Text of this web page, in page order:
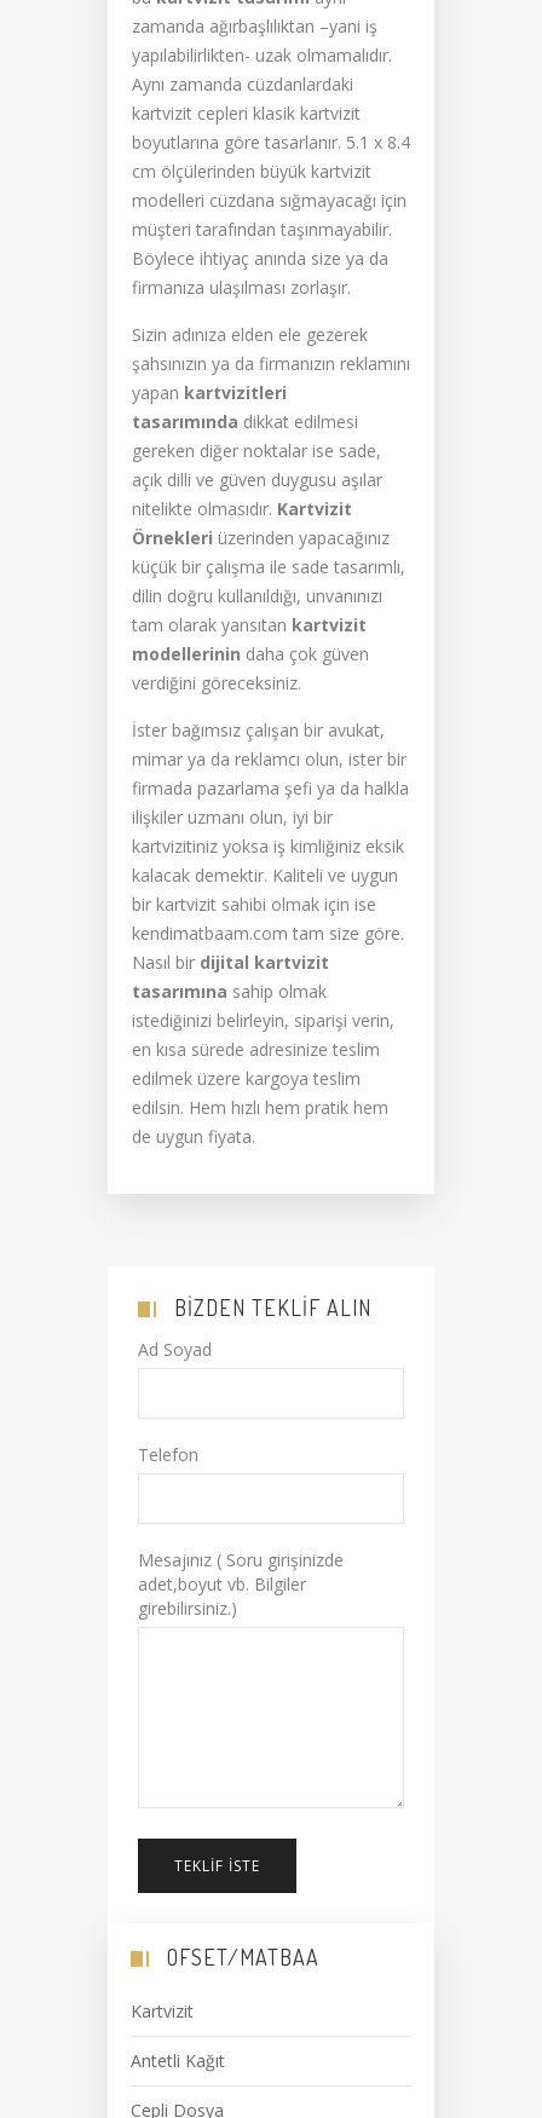
zamanda ağırbaşlılıktan –yani iş
yapılabilirlikten- uzak olmamalıdır.
Aynı zamanda cüzdanlardaki
kartvizit cepleri klasik kartvizit
boyutlarına göre tasarlanır. 5.1 x 8.4
cm ölçülerinden büyük kartvizit
modelleri cüzdana sığmayacağı için
müşteri tarafından taşınmayabilir.
Böylece ihtiyaç anında size ya da
firmanıza ulaşılması zorlaşır.
Sizin adınıza elden ele gezerek
şahsınızın ya da firmanızın reklamını
yapan kartvizitleri
tasarımında dikkat edilmesi
gereken diğer noktalar ise sade,
açık dilli ve güven duygusu aşılar
nitelikte olmasıdır. Kartvizit
Örnekleri üzerinden yapacağınız
küçük bir çalışma ile sade tasarımlı,
dilin doğru kullanıldığı, unvanınızı
tam olarak yansıtan kartvizit
modellerinin daha çok güven
verdiğini göreceksiniz.
İster bağımsız çalışan bir avukat,
mimar ya da reklamcı olun, ister bir
firmada pazarlama şefi ya da halkla
ilişkiler uzmanı olun, iyi bir
kartvizitiniz yoksa iş kimliğiniz eksik
kalacak demektir. Kaliteli ve uygun
bir kartvizit sahibi olmak için ise
kendimatbaam.com tam size göre.
Nasıl bir dijital kartvizit
tasarımına sahip olmak
istediğinizi belirleyin, siparişi verin,
en kısa sürede adresinize teslim
edilmek üzere kargoya teslim
edilsin. Hem hızlı hem pratik hem
de uygun fiyata.
BIZDEN TEKLIF ALIN
Ad Soyad
Telefon
Mesajınız ( Soru girişinizde
adet,boyut vb. Bilgiler
girebilirsiniz.)
TEKLIF İSTE
OFSET/MATBAA
Kartvizit
Antetli Kağıt
Cepli Dosya